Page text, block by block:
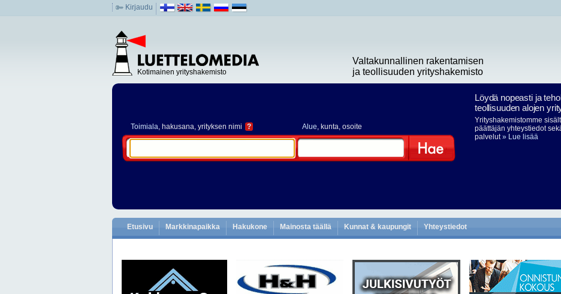
Kirjaudu
Kotimainen yrityshakemisto
Valtakunnallinen rakentamisen
ja teollisuuden yrityshakemisto
Toimiala, hakusana, yrityksen nimi ? Alue, kunta, osoite
Löydä nopeasti ja
teollisuuden alojen
Yrityshakemistomme
päättäjän yhteystiedot
palvelut» Lue lisää
Etusivu Markkinapaikka Hakukone Mainosta täällä Kunnat & kaupungit Yhteystiedot